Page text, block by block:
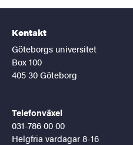
Kontakt
Göteborgs universitet
Box 100
405 30 Göteborg
Telefonväxel
031-786 00 00
Helgfria vardagar 8-16